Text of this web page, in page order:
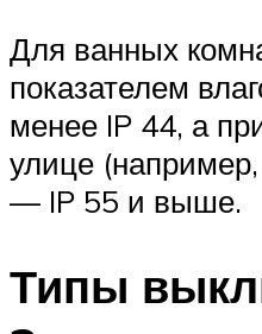
Для ванных
показателем
менее IP 44, а
улице
— IP 55 и выше.
Типы